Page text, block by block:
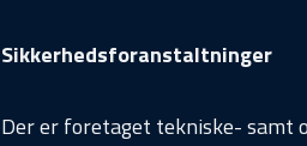
Sikkerhedsforanstaltninger
Der er foretaget tekniske- samt